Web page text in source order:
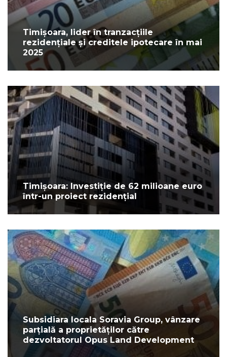
Timișoara, lider în tranzacțiile
rezidențiale și creditele ipotecare în mai
2025
Timișoara: Investiție de 62 milioane euro
într-un proiect rezidențial
Subsidiara locala Soravia Group, vânzare
parțială a proprietăților către
dezvoltatorul Opus Land Development